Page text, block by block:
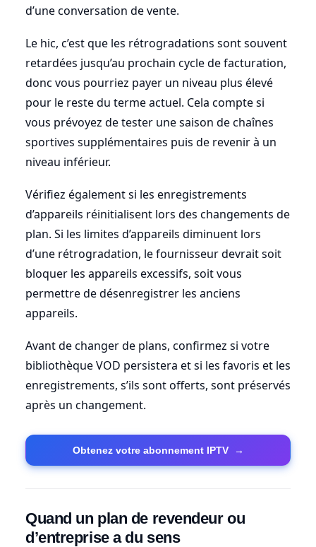
d’une conversation de vente.
Le hic, c’est que les rétrogradations sont souvent
retardées jusqu’au prochain cycle de facturation,
donc vous pourriez payer un niveau plus élevé
pour le reste du terme actuel. Cela compte si
vous prévoyez de tester une saison de chaînes
sportives supplémentaires puis de revenir à un
niveau inférieur.
Vérifiez également si les enregistrements
d’appareils réinitialisent lors des changements de
plan. Si les limites d’appareils diminuent lors
d’une rétrogradation, le fournisseur devrait soit
bloquer les appareils excessifs, soit vous
permettre de désenregistrer les anciens
appareils.
Avant de changer de plans, confirmez si votre
bibliothèque VOD persistera et si les favoris et les
enregistrements, s’ils sont offerts, sont préservés
après un changement.
Obtenez votre abonnement IPTV →
Quand un plan de revendeur ou
d’entreprise a du sens